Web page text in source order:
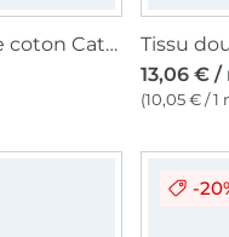
Tissu jersey de coton Cats, Ladybugs & Butterflies, blanc
13,06 € /
(10,05 € / 1
-